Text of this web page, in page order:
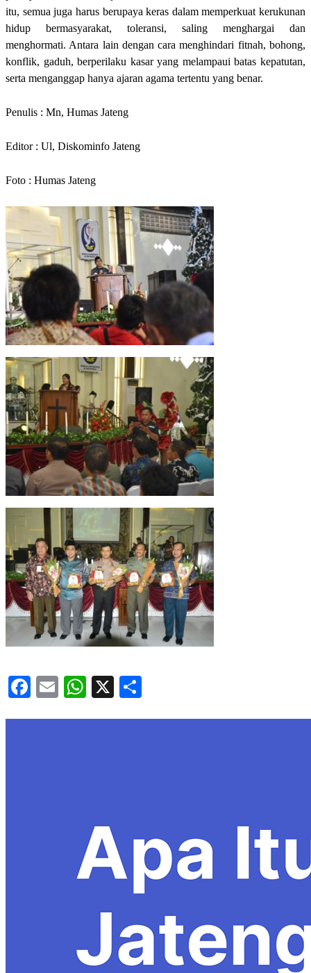
itu, semua juga harus berupaya keras dalam memperkuat kerukunan
hidup bermasyarakat, toleransi, saling menghargai dan
menghormati. Antara lain dengan cara menghindari fitnah, bohong,
konflik, gaduh, berperilaku kasar yang melampaui batas kepatutan,
serta menganggap hanya ajaran agama tertentu yang benar.
Penulis : Mn, Humas Jateng
Editor : Ul, Diskominfo Jateng
Foto : Humas Jateng
Facebook
EmailWhatsApp
X